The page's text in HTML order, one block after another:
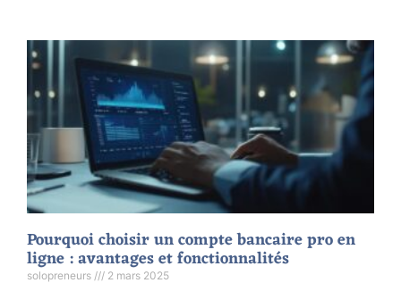
Pourquoi choisir un compte bancaire pro en
ligne : avantages et fonctionnalités
solopreneurs 2 mars 2025